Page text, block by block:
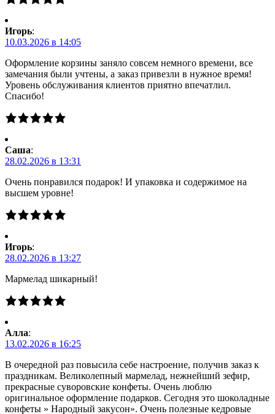
Игорь:
10.03.2026 в 14:05
Оформление корзины заняло совсем немного времени, все
замечания были учтены, а заказ привезли в нужное время!
Уровень обслуживания клиентов приятно впечатлил.
Спасибо!
Саша:
28.02.2026 в 13:31
Очень понравился подарок! И упаковка и содержимое на
высшем уровне!
Игорь:
28.02.2026 в 13:27
Мармелад шикарный!
Алла:
13.02.2026 в 16:25
В очередной раз повысила себе настроение, получив заказ к
праздникам. Великолепный мармелад, нежнейший зефир,
прекрасные суворовские конфеты. Очень люблю
оригинальное оформление подарков. Сегодня это шоколадные
конфеты » Народный закусон». Очень полезные кедровые